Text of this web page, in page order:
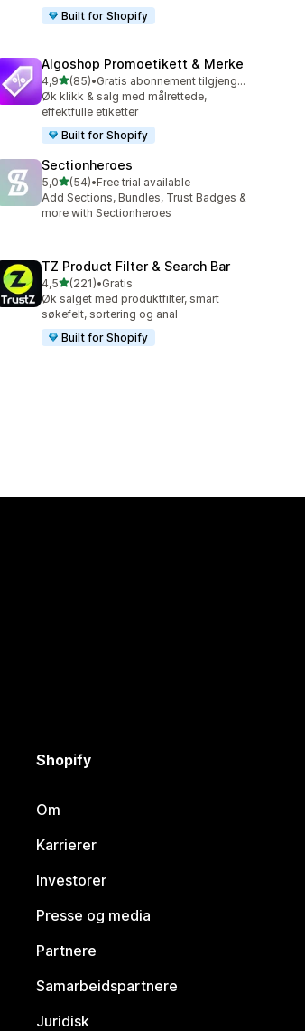
Built for Shopify
Algoshop Promoetikett & Merke
4,9av 5 stjerner
(85)
Totalt 85 omtaler
•
Gratis abonnement tilgjengelig
Øk klikk & salg med målrettede,
effektfulle etiketter
Built for Shopify
Sectionheroes
5,0av 5 stjerner
(54)
Totalt 54 omtaler
•Free trial available
Add Sections, Bundles, Trust Badges &
more with Sectionheroes
TZ Product Filter & Search Bar
4,5av 5 stjerner
(221)
Totalt 221 omtaler
•Gratis
Øk salget med produktfilter, smart
søkefelt, sortering og anal
Built for Shopify
Shopify
Om
Karrierer
Investorer
Presse og media
Partnere
Samarbeidspartnere
Juridisk